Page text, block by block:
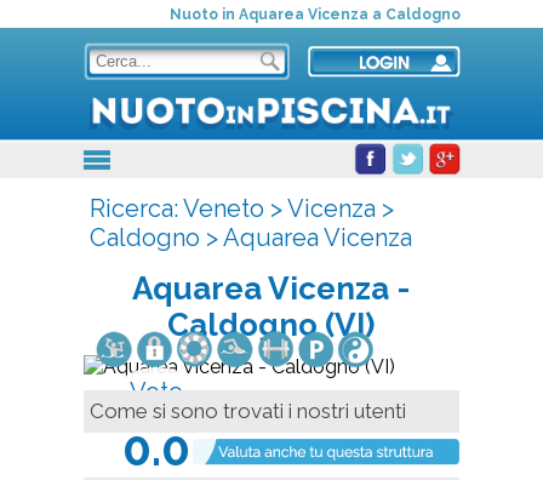
Nuoto in Aquarea Vicenza a Caldogno
Ricerca:Veneto >Vicenza>
Caldogno >Aquarea Vicenza
Aquarea Vicenza -
Caldogno (VI)
Voto
Medio
0.0
Come si sono trovati i nostri utenti